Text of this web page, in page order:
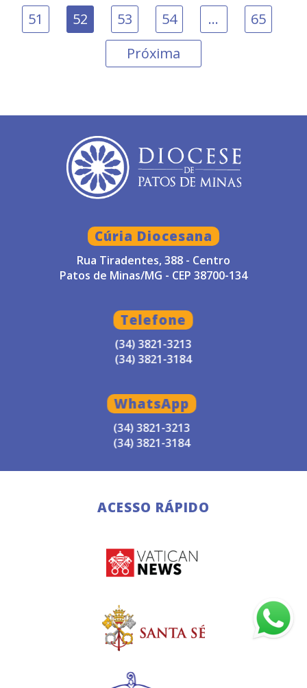
51
52 53 54 …
65
Próxima
Cúria Diocesana
Rua Tiradentes, 388 - Centro
Patos de Minas/MG - CEP 38700-134
Telefone
(34) 3821-3213
(34) 3821-3184
WhatsApp
(34) 3821-3213
(34) 3821-3184
ACESSO RÁPIDO